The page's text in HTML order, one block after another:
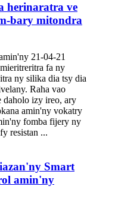
herinaratra ve
bary mitondra
21-04-21
fa ny
ny silika dia tsy dia
Raha vao
daholo izy ireo, ary
amin'ny vokatry
fomba fijery ny
resistan ...
Smart
amin'ny